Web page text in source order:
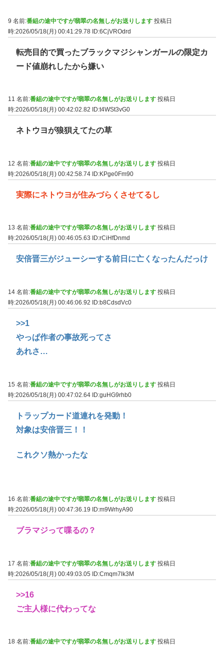
9 名前:番組の途中ですが翡翠の名無しがお送りします 投稿日
時:2026/05/18(月) 00:41:29.78 ID:6CjVROdrd
転売目的で買ったブラックマジシャンガールの限定カ
ード値崩れしたから嫌い
11 名前:番組の途中ですが翡翠の名無しがお送りします 投稿日
時:2026/05/18(月) 00:42:02.82
ID:t4WSt3vG0
ネトウヨが狼狽えてたの草
12 名前:番組の途中ですが翡翠の名無しがお送りします 投稿日
時:2026/05/18(月) 00:42:58.74 ID:KPge0Fm90
実際にネトウヨが住みづらくさせてるし
13 名前:番組の途中ですが翡翠の名無しがお送りします 投稿日
時:2026/05/18(月) 00:46:05.63
ID:rCiHfDnmd
安倍晋三がジューシーする前日に亡くなったんだっけ
14 名前:番組の途中ですが翡翠の名無しがお送りします 投稿日
時:2026/05/18(月) 00:46:06.92
ID:b8CdsdVc0
>>1
やっぱ作者の事故死ってさ
あれさ…
15 名前:番組の途中ですが翡翠の名無しがお送りします 投稿日
時:2026/05/18(月) 00:47:02.64 ID:guHG9rhb0
トラップカード道連れを発動！
対象は安倍晋三！！
これクソ熱かったな
16 名前:番組の途中ですが翡翠の名無しがお送りします 投稿日
時:2026/05/18(月) 00:47:36.19
ID:m9WrhyA90
ブラマジって喋るの？
17 名前:番組の途中ですが翡翠の名無しがお送りします 投稿日
時:2026/05/18(月) 00:49:03.05 ID:Cmqm7lk3M
>>16
ご主人様に代わってな
18 名前:番組の途中ですが翡翠の名無しがお送りします 投稿日